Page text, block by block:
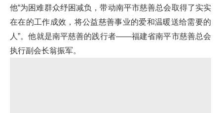
他“为困难群众纾困减负，带动南平市慈善总会取得了实实
在在的工作成效，将公益慈善事业的爱和温暖送给需要的
人”。他就是南平慈善的践行者——福建省南平市慈善总会
执行副会长翁振军。